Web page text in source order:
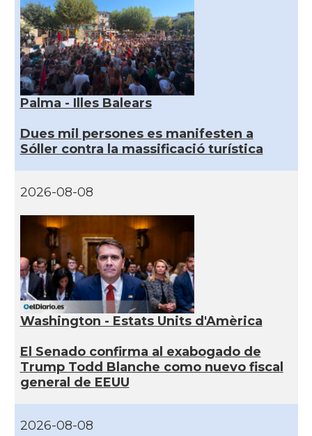
Palma - Illes Balears
Dues mil persones es manifesten a
Sóller contra la massificació turística
2026-08-08
Washington - Estats Units d'Amèrica
El Senado confirma al exabogado de
Trump Todd Blanche como nuevo fiscal
general de EEUU
2026-08-08